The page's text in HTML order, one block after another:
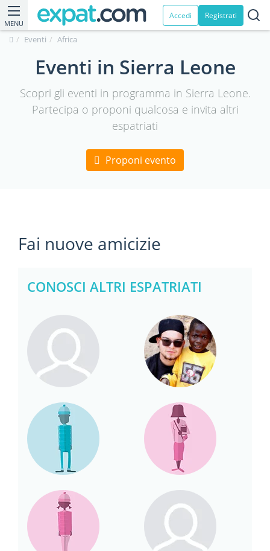
MENU
Accedi Registrati
Eventi Africa
Eventi in Sierra Leone
Scopri gli eventi in programma in Sierra Leone.
Partecipa o proponi qualcosa e invita altri
espatriati
Proponi evento
Fai nuove amicizie
CONOSCI ALTRI ESPATRIATI